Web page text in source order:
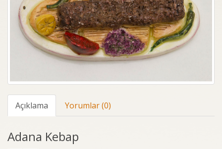
Açıklama Yorumlar (0)
Adana Kebap